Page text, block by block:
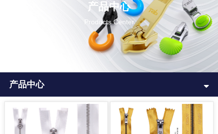
产品中心
Products Center
产品中心